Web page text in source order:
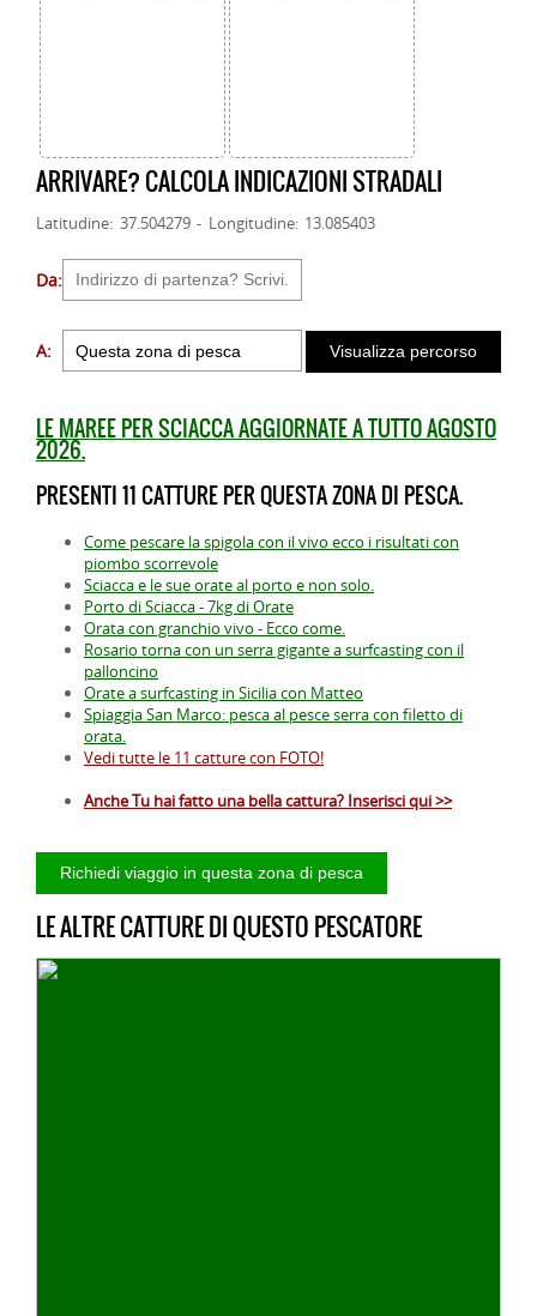
ARRIVARE? CALCOLA INDICAZIONI STRADALI
Latitudine: 37.504279 - Longitudine: 13.085403
Da:
A:
LE MAREE PER SCIACCA AGGIORNATE A TUTTO AGOSTO
2026.
PRESENTI 11 CATTURE PER QUESTA ZONA DI PESCA.
Come pescare la spigola con il vivo ecco i risultati con
piombo scorrevole
Sciacca e le sue orate al porto e non solo.
Porto di Sciacca - 7kg di Orate
Orata con granchio vivo - Ecco come.
Rosario torna con un serra gigante a surfcasting con il
palloncino
Orate a surfcasting in Sicilia con Matteo
Spiaggia San Marco: pesca al pesce serra con filetto di
orata.
Vedi tutte le 11 catture con FOTO!
Anche Tu hai fatto una bella cattura? Inserisci qui >>
LE ALTRE CATTURE DI QUESTO PESCATORE